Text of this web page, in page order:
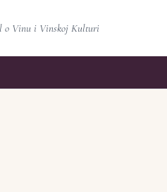
o Vinu i Vinskoj Kulturi